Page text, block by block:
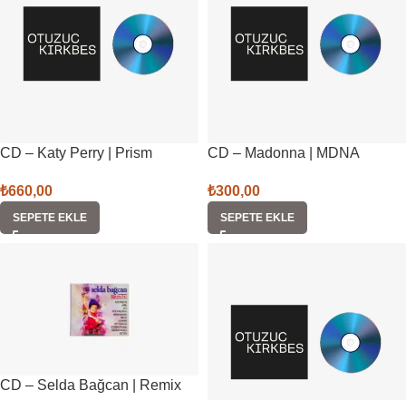
CD – Katy Perry | Prism
₺660,00
SEPETE EKLE
CD – Madonna | MDNA
₺300,00
SEPETE EKLE
CD – Selda Bağcan | Remix